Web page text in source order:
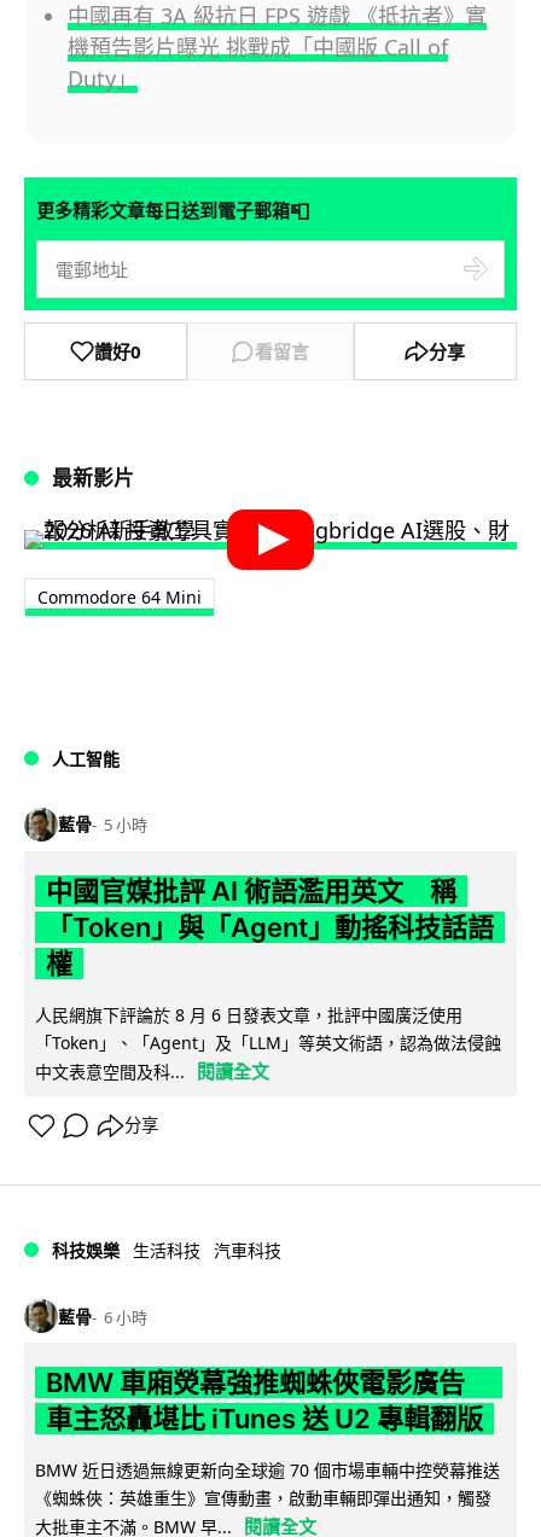
中國再有 3A 級抗日 FPS 遊戲 《抵抗者》實
機預告影片曝光 挑戰成「中國版 Call of
Duty」
更多精彩文章每日送到電子郵箱📮
讚好0 看留言 分享
最新影片
Commodore 64 Mini
人工智能
藍骨 5 小時
中國官媒批評 AI 術語濫用英文 稱
「Token」與「Agent」動搖科技話語
權
人民網旗下評論於 8 月 6 日發表文章，批評中國廣泛使用
「Token」、「Agent」及「LLM」等英文術語，認為做法侵蝕
中文表意空間及科...
閱讀全文
分享
科技娛樂 生活科技 汽車科技
藍骨 6 小時
BMW 車廂熒幕強推蜘蛛俠電影廣告
車主怒轟堪比 iTunes 送 U2 專輯翻版
BMW 近日透過無線更新向全球逾 70 個市場車輛中控熒幕推送
《蜘蛛俠：英雄重生》宣傳動畫，啟動車輛即彈出通知，觸發
大批車主不滿。BMW 早...
閱讀全文